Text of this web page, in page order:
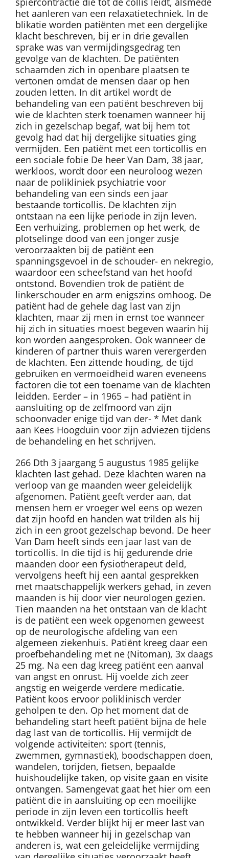
het aanleren van een relaxatietechniek. In de
blikatie worden patiënten met een dergelijke
klacht beschreven, bij er in drie gevallen
sprake was van vermijdingsgedrag ten
gevolge van de klachten. De patiënten
schaamden zich in openbare plaatsen te
vertonen omdat de mensen daar op hen
zouden letten. In dit artikel wordt de
behandeling van een patiënt beschreven bij
wie de klachten sterk toenamen wanneer hij
zich in gezelschap begaf, wat bij hem tot
gevolg had dat hij dergelijke situaties ging
vermijden. Een patiënt met een torticollis en
een sociale fobie De heer Van Dam, 38 jaar,
werkloos, wordt door een neuroloog wezen
naar de polikliniek psychiatrie voor
behandeling van een sinds een jaar
bestaande torticollis. De klachten zijn
ontstaan na een lijke periode in zijn leven.
Een verhuizing, problemen op het werk, de
plotselinge dood van een jonger zusje
veroorzaakten bij de patiënt een
spanningsgevoel in de schouder- en nekregio,
waardoor een scheefstand van het hoofd
ontstond. Bovendien trok de patiënt de
linkerschouder en arm enigszins omhoog. De
patiënt had de gehele dag last van zijn
klachten, maar zij men in ernst toe wanneer
hij zich in situaties moest begeven waarin hij
kon worden aangesproken. Ook wanneer de
kinderen of partner thuis waren verergerden
de klachten. Een zittende houding, de tijd
gebruiken en vermoeidheid waren eveneens
factoren die tot een toename van de klachten
leidden. Eerder – in 1965 – had patiënt in
aansluiting op de zelfmoord van zijn
schoonvader enige tijd van der- * Met dank
aan Kees Hoogduin voor zijn adviezen tijdens
de behandeling en het schrijven.
266 Dth 3 jaargang 5 augustus 1985 gelijke
klachten last gehad. Deze klachten waren na
verloop van ge maanden weer geleidelijk
afgenomen. Patiënt geeft verder aan, dat
mensen hem er vroeger wel eens op wezen
dat zijn hoofd en handen wat trilden als hij
zich in een groot gezelschap bevond. De heer
Van Dam heeft sinds een jaar last van de
torticollis. In die tijd is hij gedurende drie
maanden door een fysiotherapeut deld,
vervolgens heeft hij een aantal gesprekken
met maatschappelijk werkers gehad, in zeven
maanden is hij door vier neurologen gezien.
Tien maanden na het ontstaan van de klacht
is de patiënt een week opgenomen geweest
op de neurologische afdeling van een
algemeen ziekenhuis. Patiënt kreeg daar een
proefbehandeling met ne (Nitoman), 3x daags
25 mg. Na een dag kreeg patiënt een aanval
van angst en onrust. Hij voelde zich zeer
angstig en weigerde verdere medicatie.
Patiënt koos ervoor poliklinisch verder
geholpen te den. Op het moment dat de
behandeling start heeft patiënt bijna de hele
dag last van de torticollis. Hij vermijdt de
volgende activiteiten: sport (tennis,
zwemmen, gymnastiek), boodschappen doen,
wandelen, torijden, fietsen, bepaalde
huishoudelijke taken, op visite gaan en visite
ontvangen. Samengevat gaat het hier om een
patiënt die in aansluiting op een moeilijke
periode in zijn leven een torticollis heeft
ontwikkeld. Verder blijkt hij er meer last van
te hebben wanneer hij in gezelschap van
anderen is, wat een geleidelijke vermijding